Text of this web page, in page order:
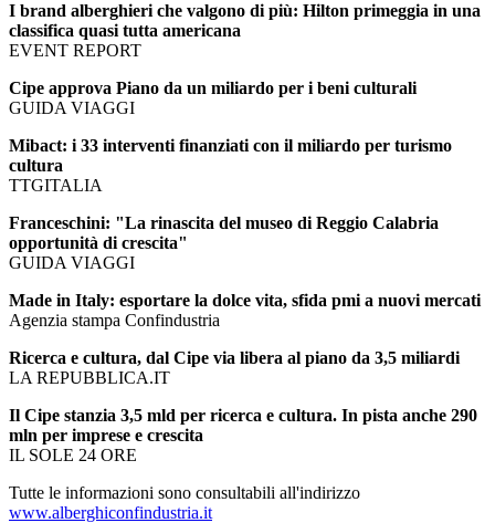
I brand alberghieri che valgono di più: Hilton primeggia in una
classifica quasi tutta americana
EVENT REPORT
Cipe approva Piano da un miliardo per i beni culturali
GUIDA VIAGGI
Mibact: i 33 interventi finanziati con il miliardo per turismo
cultura
TTGITALIA
Franceschini: "La rinascita del museo di Reggio Calabria
opportunità di crescita"
GUIDA VIAGGI
Made in Italy: esportare la dolce vita, sfida pmi a nuovi mercati
Agenzia stampa Confindustria
Ricerca e cultura, dal Cipe via libera al piano da 3,5 miliardi
LA REPUBBLICA.IT
Il Cipe stanzia 3,5 mld per ricerca e cultura. In pista anche 290
mln per imprese e crescita
IL SOLE 24 ORE
Tutte le informazioni sono consultabili all'indirizzo
www.alberghiconfindustria.it